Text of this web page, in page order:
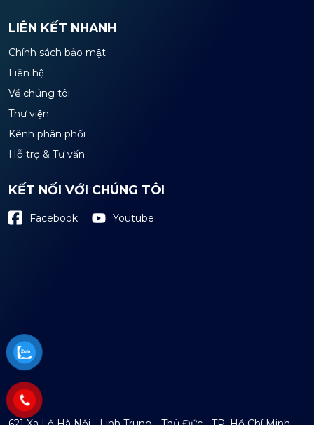
LIÊN KẾT NHANH
Chính sách bảo mật
Liên hệ
Về chúng tôi
Thư viện
Kênh phân phối
Hỗ trợ & Tư vấn
KẾT NỐI VỚI CHÚNG TÔI
Facebook Youtube